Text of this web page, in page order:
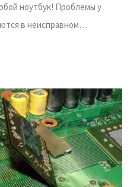
ноутбук! Проблемы у
в неисправном…